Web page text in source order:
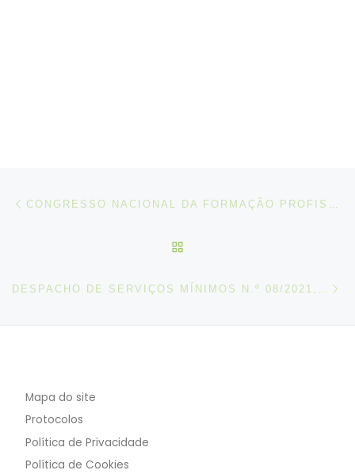
Post navigation
Mapa do site
Protocolos
Política de Privacidade
Política de Cookies